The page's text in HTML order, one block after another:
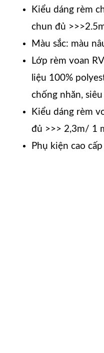
Kiểu dáng rèm
chun đủ
Màu sắc: màu
Lớp rèm voan
liệu 100%
chống nhăn,
Kiểu dáng rèm
đủ >>> 2,3m/ 1
Phụ kiện cao